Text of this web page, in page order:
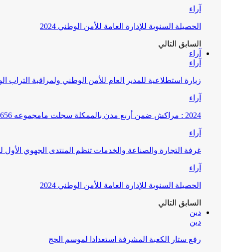
آراء
الحصيلة السنوية للإدارة العامة للأمن الوطني 2024
السابق التالي
آراء
آراء
زيارة استطلاعية للمدير العام للأمن الوطني ولمراقبة التراب
آراء
2024 : مراكش ضمن أربع مدن بالممكلة سجلت مامجموعه 656 قضية تتعلق بغسيل الأموال
آراء
غرفة التجارة والصناعة والخدمات تنظم المنتدى الجهوي
آراء
الحصيلة السنوية للإدارة العامة للأمن الوطني 2024
السابق التالي
دين
دين
رفع ستار الكعبة المشرفة استعدادا لموسم الحج